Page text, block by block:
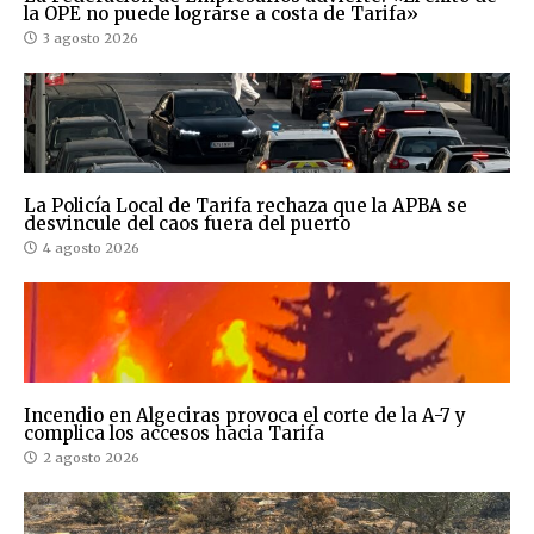
la OPE no puede lograrse a costa de Tarifa»
3 agosto 2026
La Policía Local de Tarifa rechaza que la APBA se
desvincule del caos fuera del puerto
4 agosto 2026
Incendio en Algeciras provoca el corte de la A-7 y
complica los accesos hacia Tarifa
2 agosto 2026